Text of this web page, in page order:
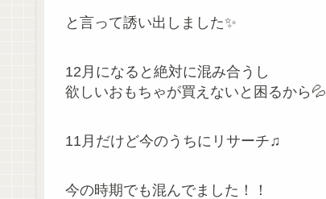
と言って誘い出しました✨
12月になると絶対に混み合うし
欲しいおもちゃが買えないと困るから💦
11月だけど今のうちにリサーチ♫
今の時期でも混んでました！！